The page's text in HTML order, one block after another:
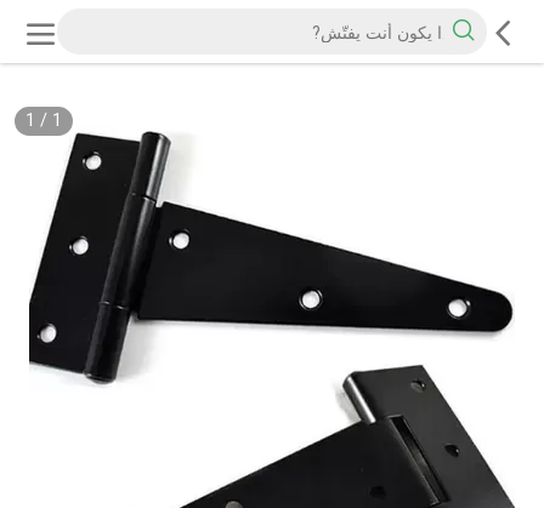
1
/
1